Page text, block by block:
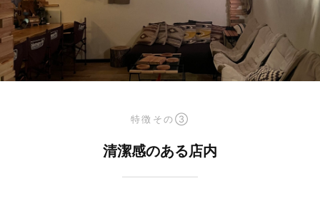
特徴その③
清潔感のある店内